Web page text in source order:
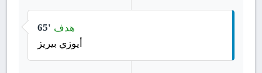
65' هدف
أيوزي بيريز